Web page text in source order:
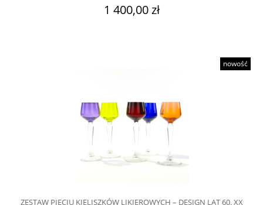
1 400,00 zł
ZESTAW PIĘCIU KIELISZKÓW LIKIEROWYCH – DESIGN LAT 60. XX
nowość